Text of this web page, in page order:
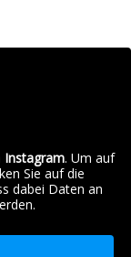
Instagram. Um auf
Sie auf die
dabei Daten an